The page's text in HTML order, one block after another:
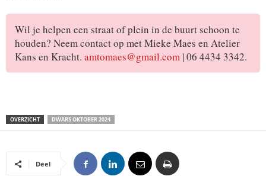
Wil je helpen een straat of plein in de buurt schoon te
houden? Neem contact op met Mieke Maes en Atelier
Kans en Kracht. amtomaes@gmail.com | 06 4434 3342.
OVERZICHT DWARS OKTOBER 2024
Deel